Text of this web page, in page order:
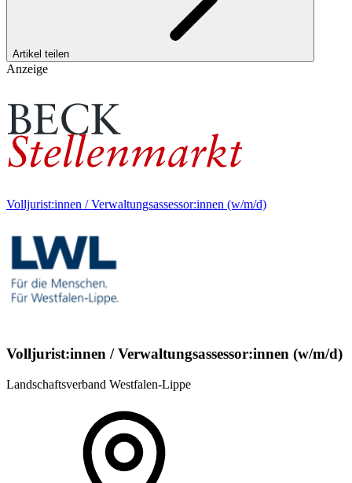
Artikel teilen
Anzeige
Volljurist:innen / Verwaltungsassessor:innen (w/m/d)
Volljurist:innen / Verwaltungsassessor:innen (w/m/d)
Landschaftsverband Westfalen-Lippe